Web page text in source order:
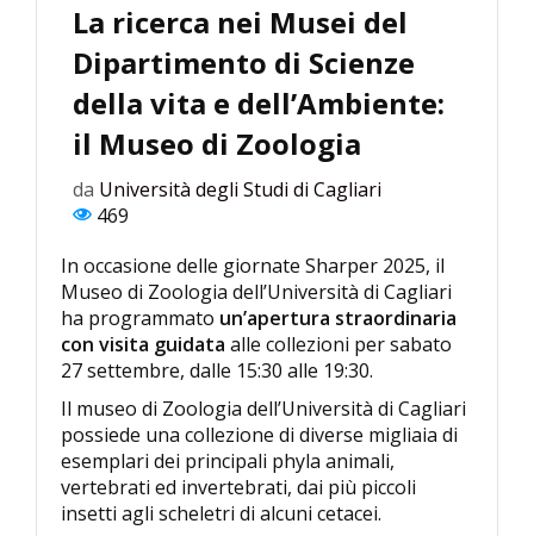
La ricerca nei Musei del
Dipartimento di Scienze
della vita e dell’Ambiente:
il Museo di Zoologia
da Università degli Studi di Cagliari
469
In occasione delle giornate Sharper 2025, il
Museo di Zoologia dell’Università di Cagliari
ha programmato un’apertura straordinaria
con visita guidata alle collezioni per sabato
27 settembre, dalle 15:30 alle 19:30.
Il museo di Zoologia dell’Università di Cagliari
possiede una collezione di diverse migliaia di
esemplari dei principali phyla animali,
vertebrati ed invertebrati, dai più piccoli
insetti agli scheletri di alcuni cetacei.